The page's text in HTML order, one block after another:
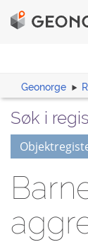
Geonorge
Søk i